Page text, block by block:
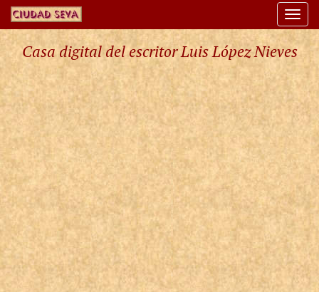
Casa digital del escritor Luis López Nieves